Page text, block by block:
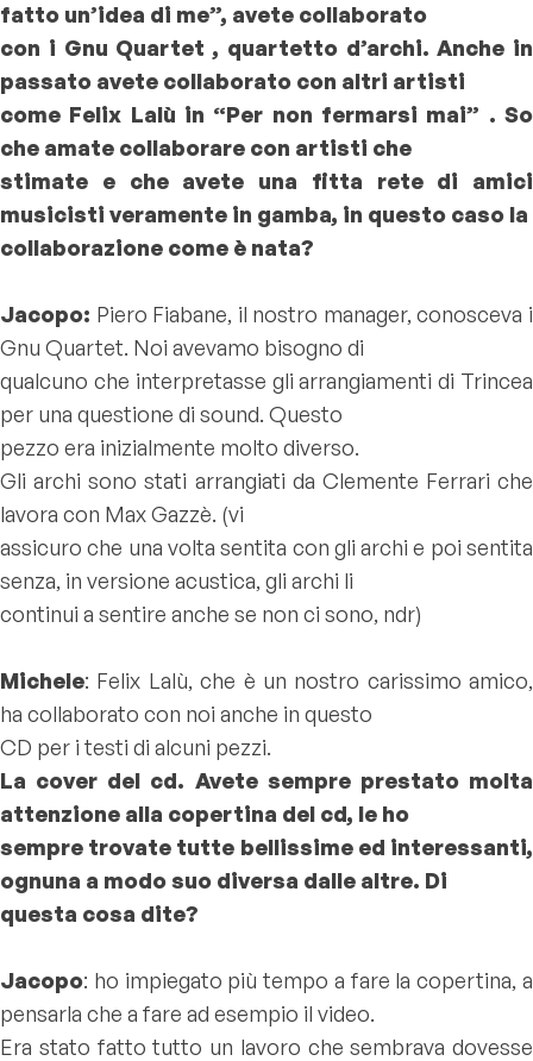
fatto un’idea di me”, avete collaborato
con i Gnu Quartet , quartetto d’archi. Anche in
passato avete collaborato con altri artisti
come Felix Lalù in “Per non fermarsi mai” . So
che amate collaborare con artisti che
stimate e che avete una fitta rete di amici
musicisti veramente in gamba, in questo caso la
collaborazione come è nata?
Jacopo: Piero Fiabane, il nostro manager, conosceva i
Gnu Quartet. Noi avevamo bisogno di
qualcuno che interpretasse gli arrangiamenti di Trincea
per una questione di sound. Questo
pezzo era inizialmente molto diverso.
Gli archi sono stati arrangiati da Clemente Ferrari che
lavora con Max Gazzè. (vi
assicuro che una volta sentita con gli archi e poi sentita
senza, in versione acustica, gli archi li
continui a sentire anche se non ci sono, ndr)
Michele: Felix Lalù, che è un nostro carissimo amico,
ha collaborato con noi anche in questo
CD per i testi di alcuni pezzi.
La cover del cd. Avete sempre prestato molta
attenzione alla copertina del cd, le ho
sempre trovate tutte bellissime ed interessanti,
ognuna a modo suo diversa dalle altre. Di
questa cosa dite?
Jacopo: ho impiegato più tempo a fare la copertina, a
pensarla che a fare ad esempio il video.
Era stato fatto tutto un lavoro che sembrava dovesse